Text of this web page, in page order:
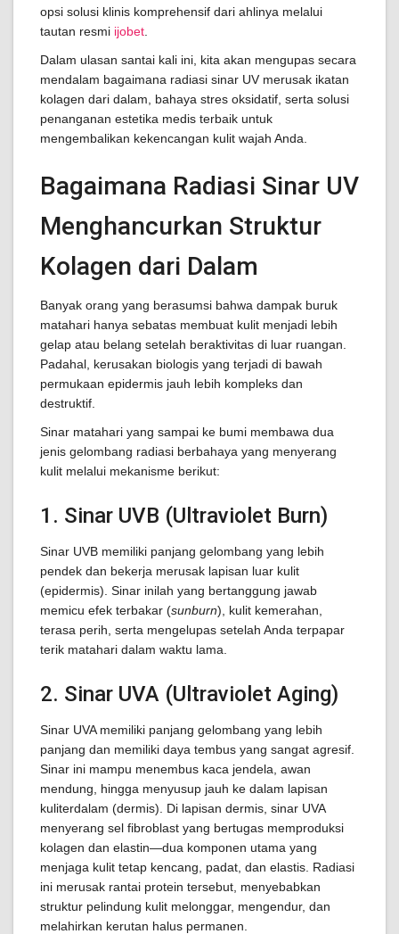
opsi solusi klinis komprehensif dari ahlinya melalui
tautan resmi ijobet
Dalam ulasan santai kali ini, kita akan mengupas secara
mendalam bagaimana radiasi sinar UV merusak ikatan
kolagen dari dalam, bahaya stres oksidatif, serta solusi
penanganan estetika medis terbaik untuk
mengembalikan kekencangan kulit wajah Anda.
Bagaimana Radiasi Sinar UV
Menghancurkan Struktur
Kolagen dari Dalam
Banyak orang yang berasumsi bahwa dampak buruk
matahari hanya sebatas membuat kulit menjadi lebih
gelap atau belang setelah beraktivitas di luar ruangan.
Padahal, kerusakan biologis yang terjadi di bawah
permukaan epidermis jauh lebih kompleks dan
destruktif.
Sinar matahari yang sampai ke bumi membawa dua
jenis gelombang radiasi berbahaya yang menyerang
kulit melalui mekanisme berikut:
1. Sinar UVB (Ultraviolet Burn)
Sinar UVB memiliki panjang gelombang yang lebih
pendek dan bekerja merusak lapisan luar kulit
(epidermis). Sinar inilah yang bertanggung jawab
memicu efek terbakar (sunburn), kulit kemerahan,
terasa perih, serta mengelupas setelah Anda terpapar
terik matahari dalam waktu lama.
2. Sinar UVA (Ultraviolet Aging)
Sinar UVA memiliki panjang gelombang yang lebih
panjang dan memiliki daya tembus yang sangat agresif.
Sinar ini mampu menembus kaca jendela, awan
mendung, hingga menyusup jauh ke dalam lapisan
kuliterdalam (dermis). Di lapisan dermis, sinar UVA
menyerang sel fibroblast yang bertugas memproduksi
kolagen dan elastin—dua komponen utama yang
menjaga kulit tetap kencang, padat, dan elastis. Radiasi
ini merusak rantai protein tersebut, menyebabkan
struktur pelindung kulit melonggar, mengendur, dan
melahirkan kerutan halus permanen.